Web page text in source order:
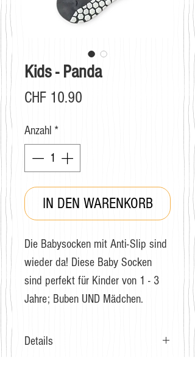
Kids - Panda
CHF 10.90
Anzahl *
IN DEN WARENKORB
Die Babysocken mit Anti-Slip sind
wieder da! Diese Baby Socken
sind perfekt für Kinder von 1 - 3
Jahre; Buben UND Mädchen.
Details